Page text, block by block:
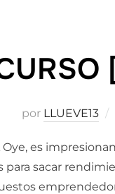
por LLUEVE13
Oye, es
sacar